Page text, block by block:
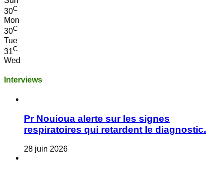
30C
Mon
30C
Tue
31C
Wed
Interviews
Pr Nouioua alerte sur les signes
respiratoires qui retardent le diagnostic.
28 juin 2026